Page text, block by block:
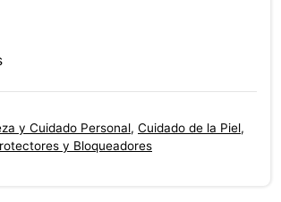
y Cuidado Personal, Cuidado de la Piel,
y Bloqueadores